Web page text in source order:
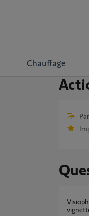
Chauffage
Visiophone Somfy V500 + base io : plus de